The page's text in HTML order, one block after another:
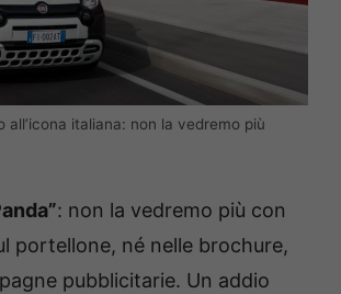
all’icona italiana: non la vedremo più
: non la vedremo più con
portellone, né nelle brochure,
pubblicitarie. Un addio